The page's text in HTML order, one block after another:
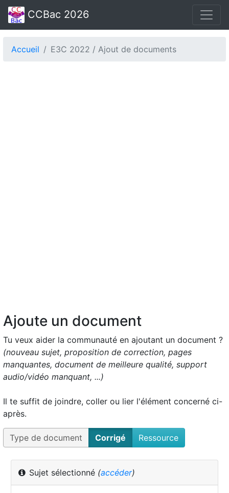
CCBac 2026
Accueil E3C 2022 / Ajout de documents
Ajoute un document
Tu veux aider la communauté en ajoutant un document ?
(nouveau sujet, proposition de correction, pages
manquantes, document de meilleure qualité, support
audio/vidéo manquant, ...)
Il te suffit de joindre, coller ou lier l'élément concerné ci-
après.
Type de document Corrigé Ressource
Sujet sélectionné (accéder)